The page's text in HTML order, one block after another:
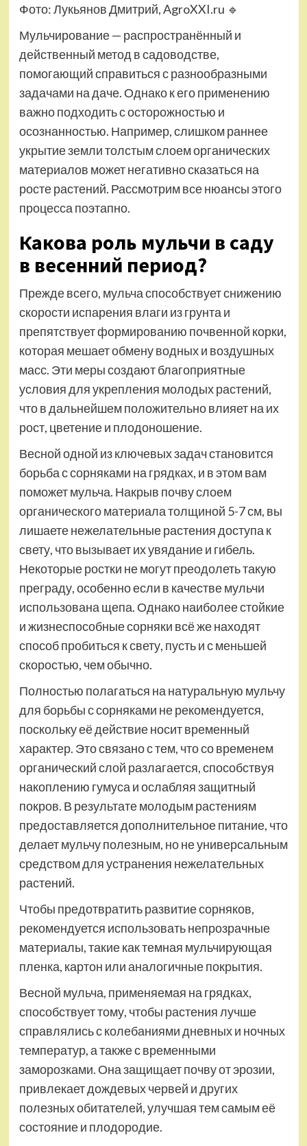
Фото: Лукьянов Дмитрий, AgroXXI.ru 🔹
Мульчирование — распространённый и
действенный метод в садоводстве,
помогающий справиться с разнообразными
задачами на даче. Однако к его применению
важно подходить с осторожностью и
осознанностью. Например, слишком раннее
укрытие земли толстым слоем органических
материалов может негативно сказаться на
росте растений. Рассмотрим все нюансы этого
процесса поэтапно.
Какова роль мульчи в саду
в весенний период?
Прежде всего, мульча способствует снижению
скорости испарения влаги из грунта и
препятствует формированию почвенной корки,
которая мешает обмену водных и воздушных
масс. Эти меры создают благоприятные
условия для укрепления молодых растений,
что в дальнейшем положительно влияет на их
рост, цветение и плодоношение.
Весной одной из ключевых задач становится
борьба с сорняками на грядках, и в этом вам
поможет мульча. Накрыв почву слоем
органического материала толщиной 5-7 см, вы
лишаете нежелательные растения доступа к
свету, что вызывает их увядание и гибель.
Некоторые ростки не могут преодолеть такую
преграду, особенно если в качестве мульчи
использована щепа. Однако наиболее стойкие
и жизнеспособные сорняки всё же находят
способ пробиться к свету, пусть и с меньшей
скоростью, чем обычно.
Полностью полагаться на натуральную мульчу
для борьбы с сорняками не рекомендуется,
поскольку её действие носит временный
характер. Это связано с тем, что со временем
органический слой разлагается, способствуя
накоплению гумуса и ослабляя защитный
покров. В результате молодым растениям
предоставляется дополнительное питание, что
делает мульчу полезным, но не универсальным
средством для устранения нежелательных
растений.
Чтобы предотвратить развитие сорняков,
рекомендуется использовать непрозрачные
материалы, такие как темная мульчирующая
пленка, картон или аналогичные покрытия.
Весной мульча, применяемая на грядках,
способствует тому, чтобы растения лучше
справлялись с колебаниями дневных и ночных
температур, а также с временными
заморозками. Она защищает почву от эрозии,
привлекает дождевых червей и других
полезных обитателей, улучшая тем самым её
состояние и плодородие.